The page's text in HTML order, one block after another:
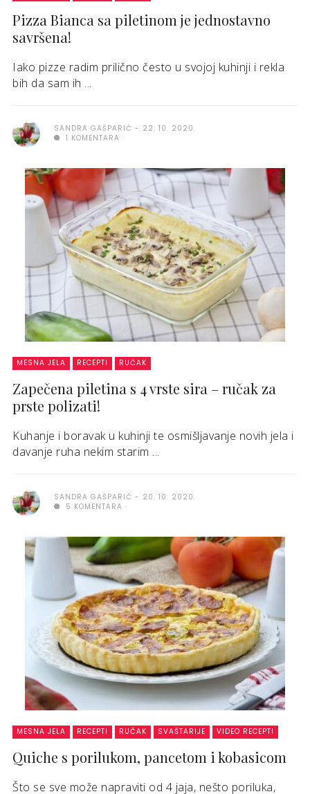
Pizza Bianca sa piletinom je jednostavno
savršena!
Iako pizze radim prilično često u svojoj kuhinji i rekla
bih da sam ih ...
SANDRA GAŠPARIĆ
22. 10. 2020.
1 KOMENTARA
MESNA JELA RECEPTI RUČAK
Zapečena piletina s 4 vrste sira – ručak za
prste polizati!
Kuhanje i boravak u kuhinji te osmišljavanje novih jela i
davanje ruha nekim starim ...
SANDRA GAŠPARIĆ
20. 10. 2020.
5 KOMENTARA
MESNA JELA RECEPTI RUČAK SVAŠTARIJE VIDEO RECEPTI
Quiche s porilukom, pancetom i kobasicom
Što se sve može napraviti od 4 jaja, nešto poriluka,